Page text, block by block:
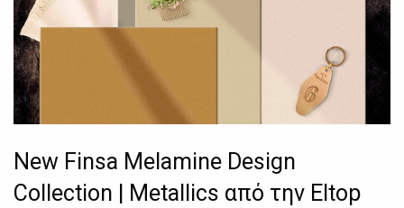
New Finsa Melamine Design
Collection | Metallics από την Eltop